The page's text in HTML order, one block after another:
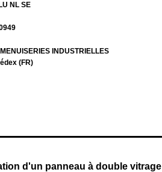
NL SE
INDUSTRIELLES
(FR)
d'un panneau à double vitrage